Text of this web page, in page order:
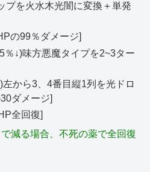
プを火水木光闇に変換＋単発
の99％ダメージ]
％↓)味方悪魔タイプを2~3ター
から3、4番目縦1列を光ドロ
ダメージ]
全回復]
減る場合、不死の薬で全回復